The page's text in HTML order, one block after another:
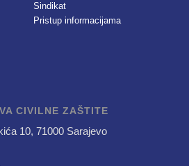
Sindikat
Pristup informacijama
CIVILNE ZAŠTITE
10, 71000 Sarajevo